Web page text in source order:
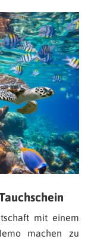
mit einem
machen zu